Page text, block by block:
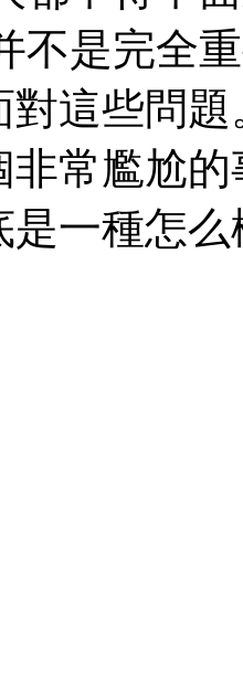
不是完全
對這些問
非常尷尬
是一種怎